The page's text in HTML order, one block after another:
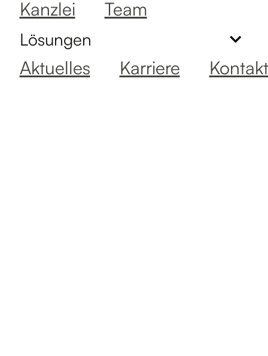
Kanzlei Team
Lösungen
Aktuelles Karriere Kontakt